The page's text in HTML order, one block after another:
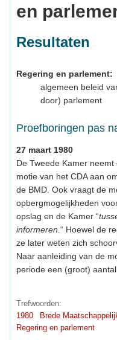
en
Resultaten
Regering en parlement:
algemeen beleid
door) parlement
Proefboringen pas
27 maart 1980
De Tweede Kamer
motie van het CDA aan
de BMD. Ook vraagt de
opbergmogelijkheden
opslag en de Kamer “
informeren. “ Hoewel de
ze later weten zich
Naar aanleiding van de
periode een (groot)
Trefwoorden:
1980
Brede
Regering en parlement